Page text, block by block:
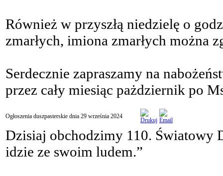
Również w przyszłą niedzielę o
zmarłych, imiona zmarłych można
Serdecznie zapraszamy na
przez cały miesiąc pażdziernik po
Ogłoszenia duszpasterskie dnia 29 września 2024
Dzisiaj obchodzimy 110. Światowy
idzie ze swoim ludem.”